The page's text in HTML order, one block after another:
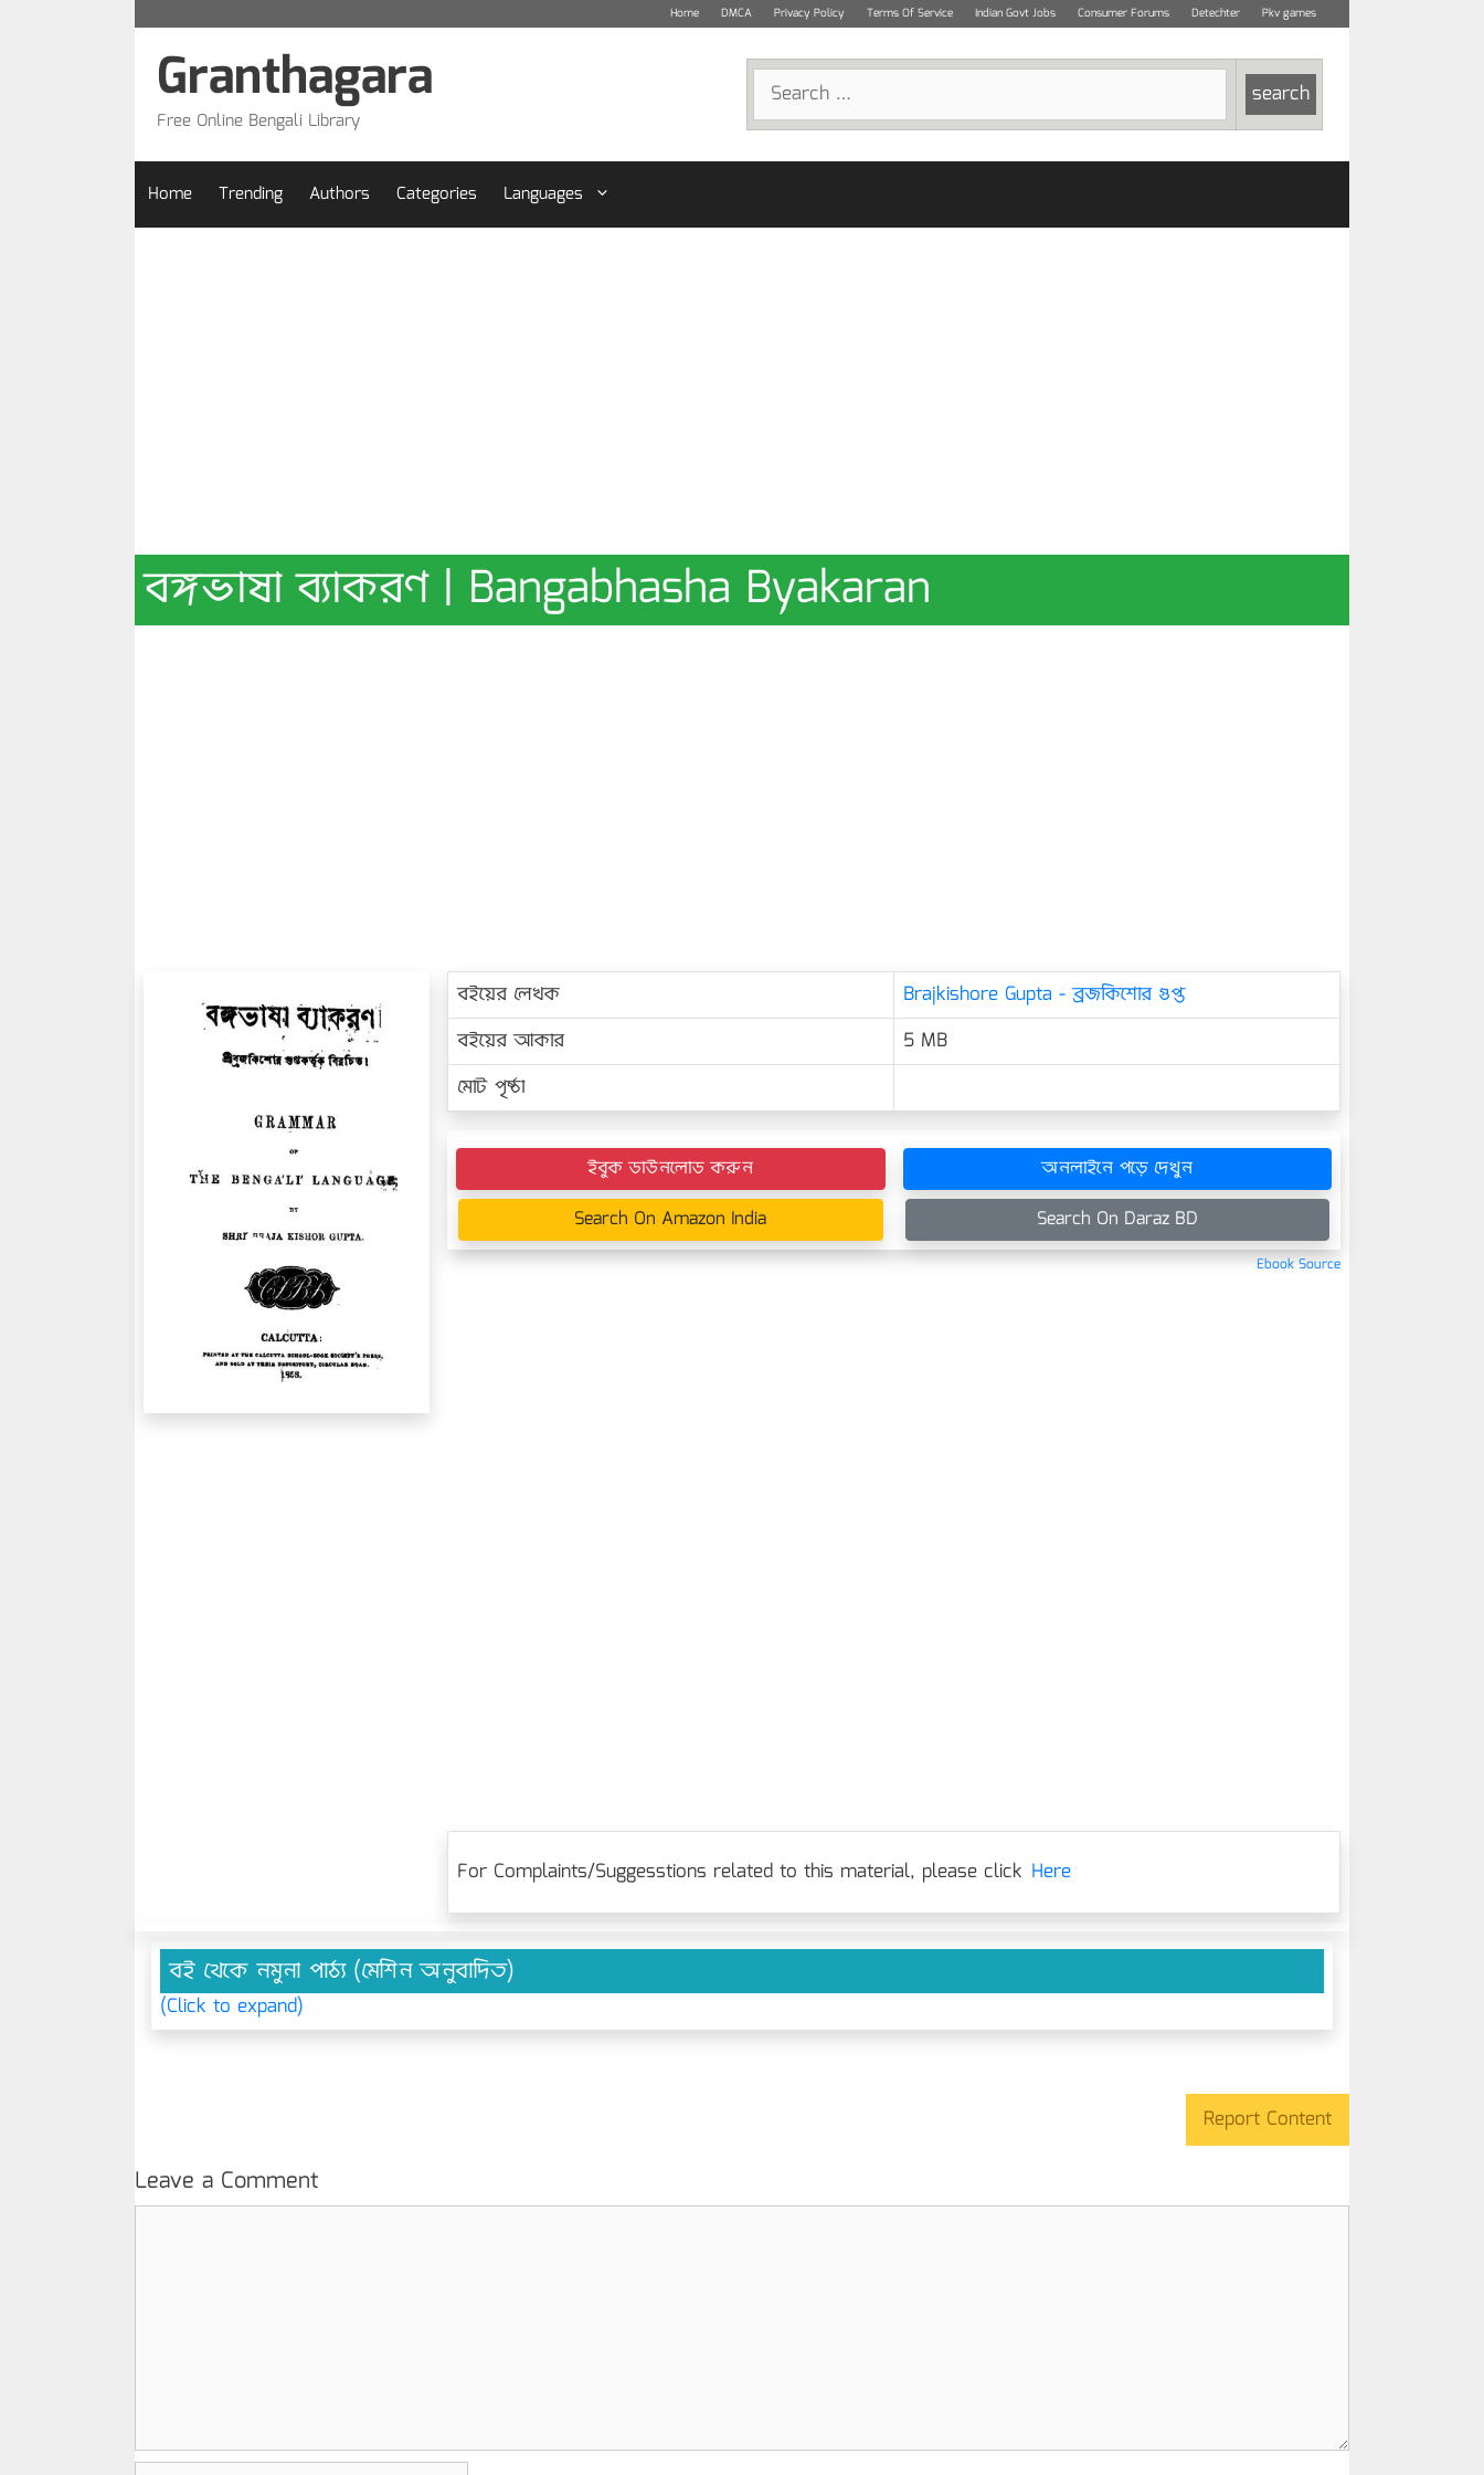
Home DMCA Privacy Policy Terms Of Service Indian Govt Jobs Consumer Forums Detechter Pkv games
Search
for:
Granthagara
Free Online Bengali Library
Home Trending Authors Categories Languages
বঙ্গভাষা ব্যাকরণ | Bangabhasha Byakaran
বইয়ের লেখক
Brajkishore Gupta - ব্রজকিশোর গুপ্ত
বইয়ের আকার
5 MB
মোট পৃষ্ঠা
ইবুক ডাউনলোড করুন
অনলাইনে পড়ে দেখুন
Search On Amazon India
Search On Daraz BD
Ebook Source
For Complaints/Suggesstions related to this material, please click Here
বই থেকে নমুনা পাঠ্য (মেশিন অনুবাদিত)
(Click to expand)
Report Content
Leave a Comment